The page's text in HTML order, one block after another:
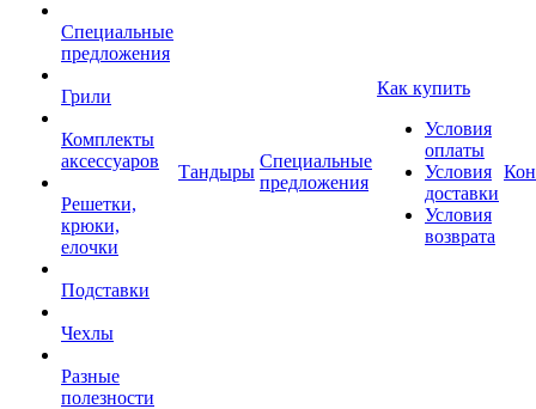
Специальные
предложения
Грили
Комплекты
аксессуаров
Решетки,
крюки,
елочки
Подставки
Чехлы
Разные
полезности
Тандыры
Специальные
предложения
Как купить
Условия
оплаты
Условия
доставки
Условия
возврата